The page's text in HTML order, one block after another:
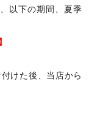
以下の期間、夏季
けた後、当店から